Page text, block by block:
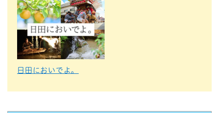
日田においでよ。